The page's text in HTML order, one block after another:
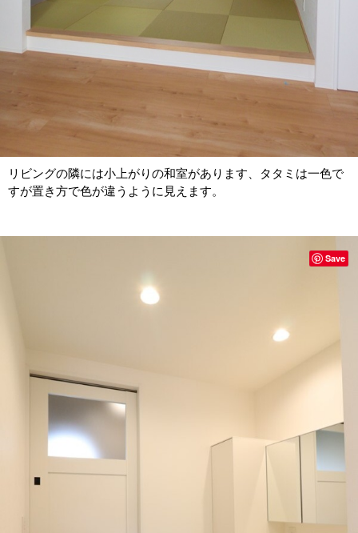
リビングの隣には小上がりの和室があります、タタミは一色で
すが置き方で色が違うように見えます。
Save